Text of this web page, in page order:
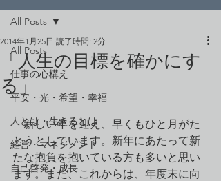
All Posts
仕事の心構え
平安・光・希望・幸福
人とは・生きるとは
経営・マネジメント
自己啓発・成長
All Posts
「人生の目標を確かにす
る」
2014年1月25日 読了時間: 2分
新しい年を迎え、早くもひと月がた
とうとしています。新年にあたって新
たな抱負を抱いている方も多いと思い
ます。また、これからは、年度末に向